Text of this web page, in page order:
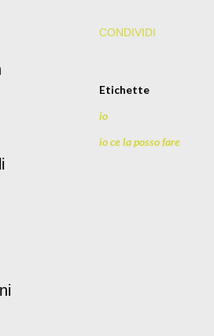
CONDIVIDI
Etichette
io
io ce la posso fare